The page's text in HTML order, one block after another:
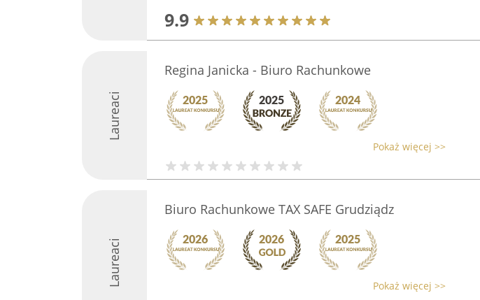
9.9
Laureaci
Regina Janicka - Biuro Rachunkowe
Pokaż więcej >>
Laureaci
Biuro Rachunkowe TAX SAFE Grudziądz
Pokaż więcej >>